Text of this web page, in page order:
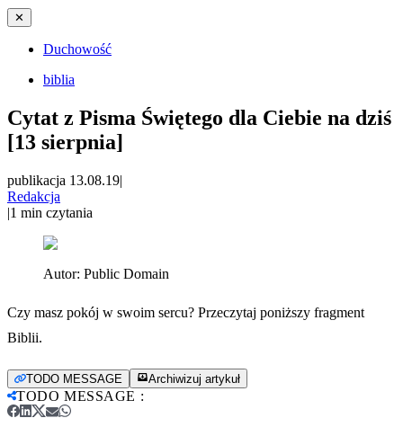
✕
Duchowość
biblia
Cytat z Pisma Świętego dla Ciebie na dziś
[13 sierpnia]
publikacja 13.08.19|
Redakcja
|1 min czytania
Autor: Public Domain
Czy masz pokój w swoim sercu? Przeczytaj poniższy fragment
Biblii.
TODO MESSAGE Archiwizuj artykuł
TODO MESSAGE :